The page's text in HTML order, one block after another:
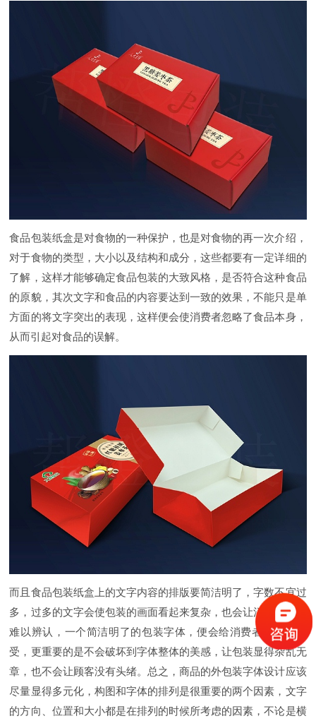
食品包装纸盒是对食物的一种保护，也是对食物的再一次介绍，
对于食物的类型，大小以及结构和成分，这些都要有一定详细的
了解，这样才能够确定食品包装的大致风格，是否符合这种食品
的原貌，其次文字和食品的内容要达到一致的效果，不能只是单
方面的将文字突出的表现，这样便会使消费者忽略了食品本身，
从而引起对食品的误解。
而且食品包装纸盒上的文字内容的排版要简洁明了，字数不宜过
多，过多的文字会使包装的画面看起来复杂，也会让消费者感到
难以辨认，一个简洁明了的包装字体，便会给消费者更好的感
受，更重要的是不会破坏到字体整体的美感，让包装显得杂乱无
章，也不会让顾客没有头绪。总之，商品的外包装字体设计应该
尽量显得多元化，构图和字体的排列是很重要的两个因素，文字
的方向、位置和大小都是在排列的时候所考虑的因素，不论是横